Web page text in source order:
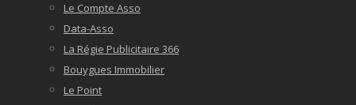
Le Compte Asso
Data-Asso
La Régie Publicitaire 366
Bouygues Immobilier
Le Point